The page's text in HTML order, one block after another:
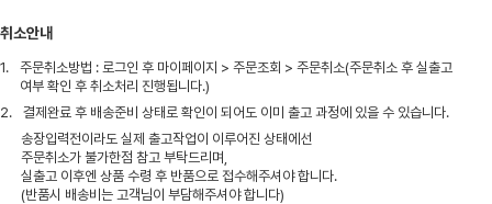
취소안내
1.
주문취소방법 : 로그인 후 마이페이지 > 주문조회 > 주문취소(주문취소 후 실출고
여부 확인 후 취소처리 진행됩니다.)
2.
결제완료 후 배송준비 상태로 확인이 되어도 이미 출고 과정에 있을 수 있습니다.
송장입력전이라도 실제 출고작업이 이루어진 상태에선
주문취소가 불가한점 참고 부탁드리며,
실출고 이후엔 상품 수령 후 반품으로 접수해주셔야 합니다.
(반품시 배송비는 고객님이 부담해주셔야 합니다)